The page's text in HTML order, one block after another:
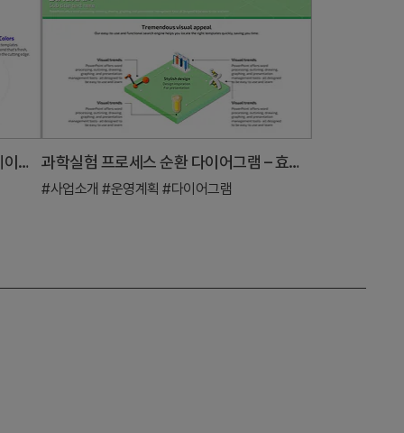
다이어그램과 차트를 활용한 프레젠테이션 슬라이드 – 혁신과 효율성 과학실험 프로세스 순환 다이어그램 – 효과적인 사업 소개
#사업소개 #운영계획 #다이어그램